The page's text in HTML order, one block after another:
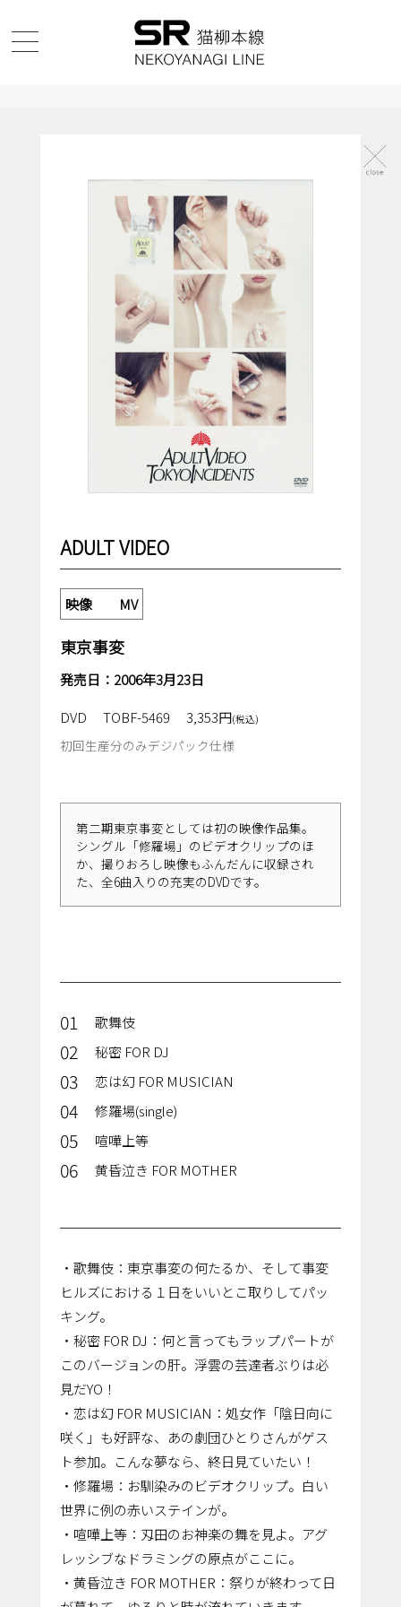
ADULT VIDEO
映像 MV
東京事変
発売日：2006年3月23日
DVD
TOBF-5469 3,353円(税込)
初回生産分のみデジパック仕様
第二期東京事変としては初の映像作品集。
シングル「修羅場」のビデオクリップのほ
か、撮りおろし映像もふんだんに収録され
た、全6曲入りの充実のDVDです。
01 歌舞伎
02 秘密 FOR DJ
03 恋は幻 FOR MUSICIAN
04 修羅場(single)
05 喧嘩上等
06 黄昏泣き FOR MOTHER
・歌舞伎：東京事変の何たるか、そして事変
ヒルズにおける１日をいいとこ取りしてパッ
キング。
・秘密 FOR DJ：何と言ってもラップパートが
このバージョンの肝。浮雲の芸達者ぶりは必
見だYO！
・恋は幻 FOR MUSICIAN：処女作「陰日向に
咲く」も好評な、あの劇団ひとりさんがゲス
ト参加。こんな夢なら、終日見ていたい！
・修羅場：お馴染みのビデオクリップ。白い
世界に例の赤いステインが。
・喧嘩上等：刄田のお神楽の舞を見よ。アグ
レッシブなドラミングの原点がここに。
・黄昏泣き FOR MOTHER：祭りが終わって日